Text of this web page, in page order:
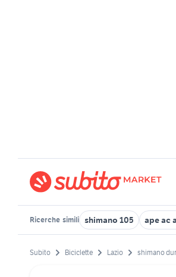
Ricerche simili shimano 105 ape ac
Subito Biciclette Lazio shimano